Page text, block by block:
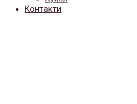
Контакти